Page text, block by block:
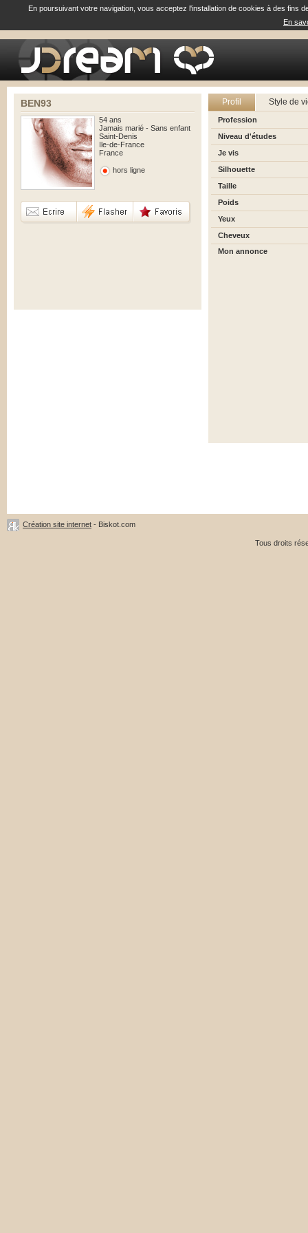
En poursuivant votre navigation, vous acceptez l'installation de cookies à des
En
BEN93
54 ans
Jamais marié - Sans enfant
Saint-Denis
Ile-de-France
France
hors ligne
Profil Style de
Profession
Niveau d'études
Je vis
Silhouette
Taille
Poids
Yeux
Cheveux
Mon annonce
Création site internet - Biskot.com
Tous droits